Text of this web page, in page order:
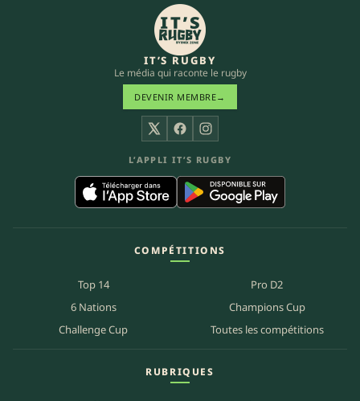
IT’S RUGBY
Le média qui raconte le rugby
DEVENIR MEMBRE→
X FacebookInstagram
L’APPLI IT’S RUGBY
COMPÉTITIONS
Top 14
Pro D2
6 Nations
Champions Cup
Challenge Cup
Toutes les compétitions
RUBRIQUES